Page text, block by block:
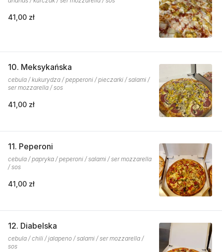
41,00 zł
10. Meksykańska
cebula / kukurydza / pepperoni / pieczarki / salami /
ser mozzarella / sos
41,00 zł
11. Peperoni
cebula / papryka / peperoni / salami / ser mozzarella
/ sos
41,00 zł
12. Diabelska
cebula / chili / jalapeno / salami / ser mozzarella /
sos